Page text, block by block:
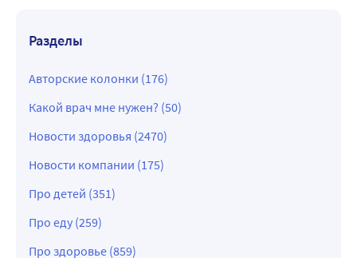
Разделы
Авторские колонки (176)
Какой врач мне нужен? (50)
Новости здоровья (2470)
Новости компании (175)
Про детей (351)
Про еду (259)
Про здоровье (859)